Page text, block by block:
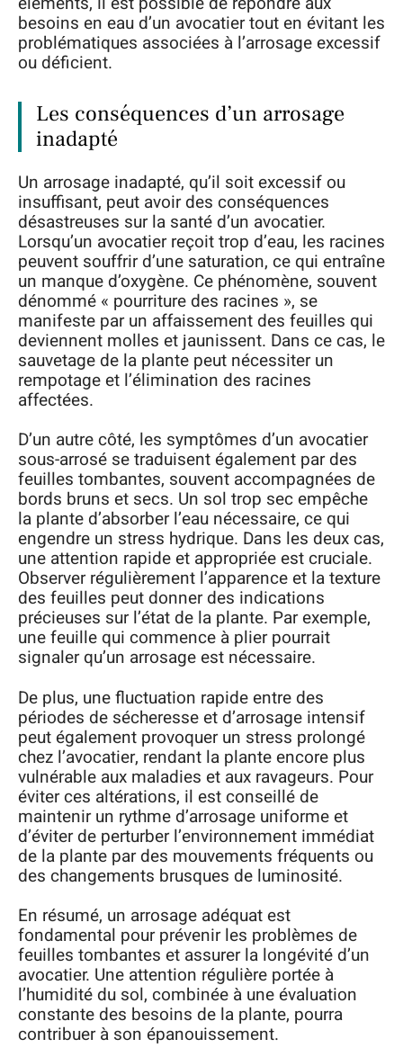
besoins en eau d’un avocatier tout en évitant les
problématiques associées à l’arrosage excessif
ou déficient.
Les conséquences d’un arrosage
inadapté
Un arrosage inadapté, qu’il soit excessif ou
insuffisant, peut avoir des conséquences
désastreuses sur la santé d’un avocatier.
Lorsqu’un avocatier reçoit trop d’eau, les racines
peuvent souffrir d’une saturation, ce qui entraîne
un manque d’oxygène. Ce phénomène, souvent
dénommé « pourriture des racines », se
manifeste par un affaissement des feuilles qui
deviennent molles et jaunissent. Dans ce cas, le
sauvetage de la plante peut nécessiter un
rempotage et l’élimination des racines
affectées.
D’un autre côté, les symptômes d’un avocatier
sous-arrosé se traduisent également par des
feuilles tombantes, souvent accompagnées de
bords bruns et secs. Un sol trop sec empêche
la plante d’absorber l’eau nécessaire, ce qui
engendre un stress hydrique. Dans les deux cas,
une attention rapide et appropriée est cruciale.
Observer régulièrement l’apparence et la texture
des feuilles peut donner des indications
précieuses sur l’état de la plante. Par exemple,
une feuille qui commence à plier pourrait
signaler qu’un arrosage est nécessaire.
De plus, une fluctuation rapide entre des
périodes de sécheresse et d’arrosage intensif
peut également provoquer un stress prolongé
chez l’avocatier, rendant la plante encore plus
vulnérable aux maladies et aux ravageurs. Pour
éviter ces altérations, il est conseillé de
maintenir un rythme d’arrosage uniforme et
d’éviter de perturber l’environnement immédiat
de la plante par des mouvements fréquents ou
des changements brusques de luminosité.
En résumé, un arrosage adéquat est
fondamental pour prévenir les problèmes de
feuilles tombantes et assurer la longévité d’un
avocatier. Une attention régulière portée à
l’humidité du sol, combinée à une évaluation
constante des besoins de la plante, pourra
contribuer à son épanouissement.